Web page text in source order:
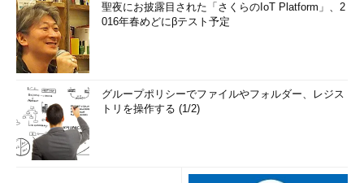
聖夜にお披露目された「さくらのIoT Platform」、2
016年春めどにβテスト予定
グループポリシーでファイルやフォルダー、レジス
トリを操作する (1/2)